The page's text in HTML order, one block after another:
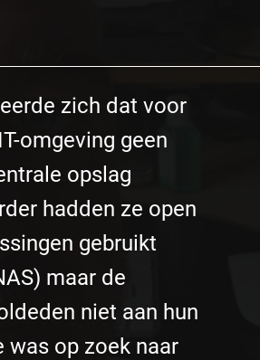
zich dat voor
omgeving geen
opslag
hadden ze open
gebruikt
maar de
niet aan hun
was op zoek naar